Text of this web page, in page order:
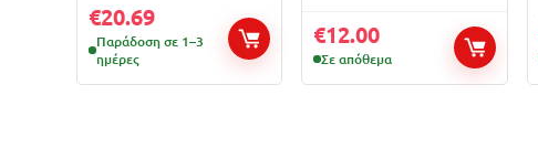
€20.69
Παράδοση σε 1–3
ημέρες
€12.00
Σε απόθεμα